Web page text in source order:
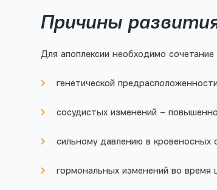
Причины
Для апоплексии необходимо
генетической
сосудистых изменений –
сильному давлению в кровеносных
гормональных изменений во время